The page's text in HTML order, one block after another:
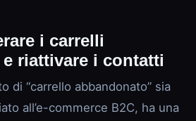
i carrelli
riattivare i contatti
di “carrello abbandonato” sia
all’e-commerce B2C, ha una